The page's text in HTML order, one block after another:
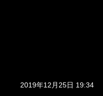
2019年12月25日 19:34